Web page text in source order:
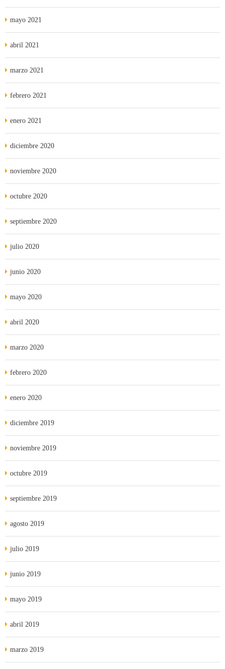
mayo 2021
abril 2021
marzo 2021
febrero 2021
enero 2021
diciembre 2020
noviembre 2020
octubre 2020
septiembre 2020
julio 2020
junio 2020
mayo 2020
abril 2020
marzo 2020
febrero 2020
enero 2020
diciembre 2019
noviembre 2019
octubre 2019
septiembre 2019
agosto 2019
julio 2019
junio 2019
mayo 2019
abril 2019
marzo 2019